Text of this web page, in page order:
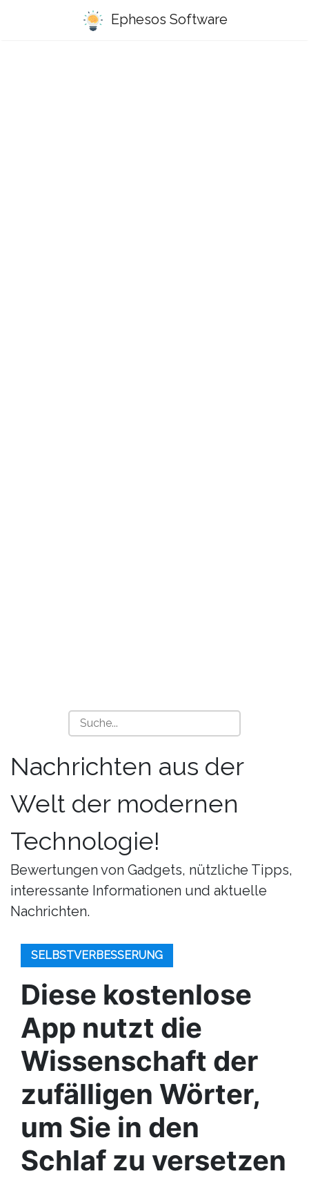
Ephesos Software
Nachrichten aus der
Welt der modernen
Technologie!
Bewertungen von Gadgets, nützliche Tipps,
interessante Informationen und aktuelle
Nachrichten.
SELBSTVERBESSERUNG
Diese kostenlose
App nutzt die
Wissenschaft der
zufälligen Wörter,
um Sie in den
Schlaf zu versetzen